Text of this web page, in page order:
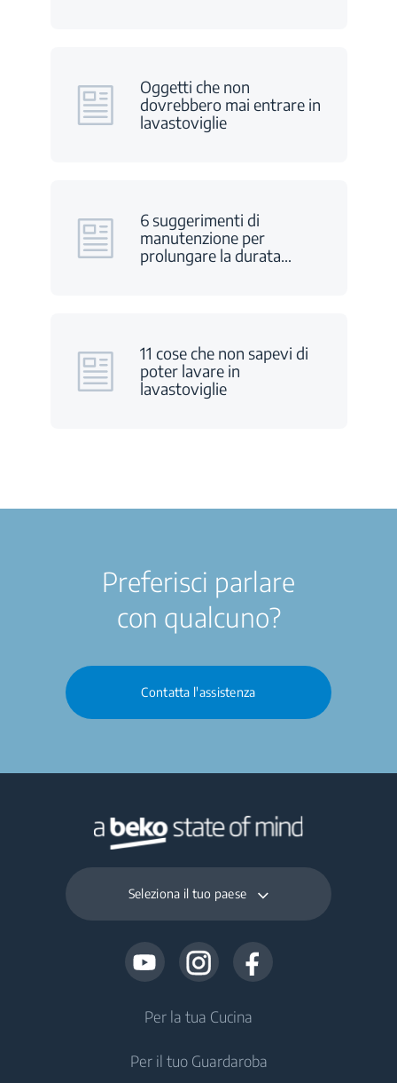
Oggetti che non
dovrebbero mai entrare in
lavastoviglie
6 suggerimenti di
manutenzione per
prolungare la durata…
11 cose che non sapevi di
poter lavare in
lavastoviglie
Preferisci parlare
con qualcuno?
Contatta l'assistenza
Seleziona il tuo paese
Per la tua Cucina
Per il tuo Guardaroba